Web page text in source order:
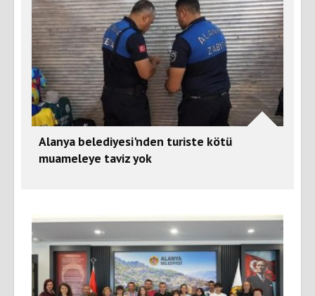
Alanya belediyesi'nden turiste kötü
muameleye taviz yok